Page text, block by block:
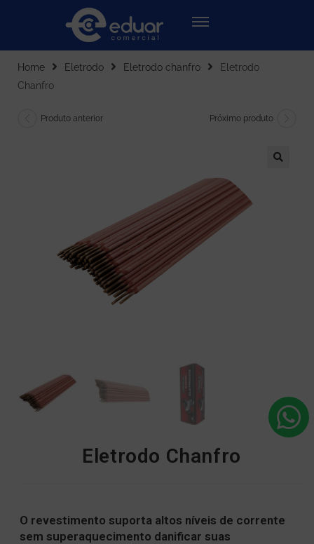
Home Eletrodo Eletrodo chanfro
Eletrodo
Chanfro
Produto anterior Próximo produto
Eletrodo Chanfro
O revestimento suporta altos níveis de corrente
sem superaquecimento danificar suas